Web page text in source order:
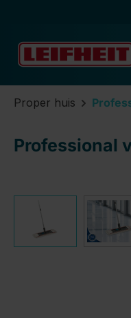
Proper huis
Professional